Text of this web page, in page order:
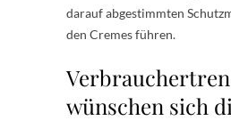
darauf abgestimmten
den Cremes führen.
wünschen sich